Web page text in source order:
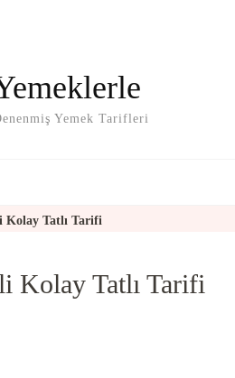
Yemek Tarifleri
Kolay Tatlı Tarifi
Kolay Tatlı Tarifi